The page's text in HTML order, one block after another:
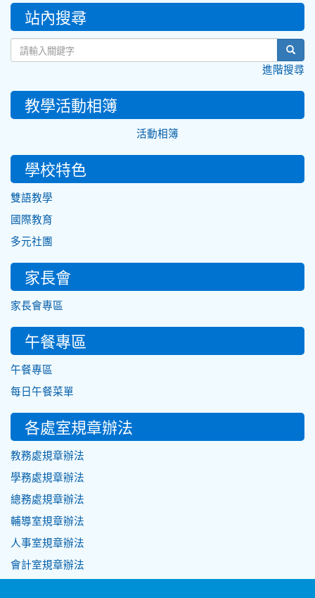
::: 站內搜尋
進階搜尋
教學活動相簿
活動相簿
學校特色
雙語教學
國際教育
多元社團
家長會
家長會專區
午餐專區
午餐專區
每日午餐菜單
各處室規章辦法
教務處規章辦法
學務處規章辦法
總務處規章辦法
輔導室規章辦法
人事室規章辦法
會計室規章辦法